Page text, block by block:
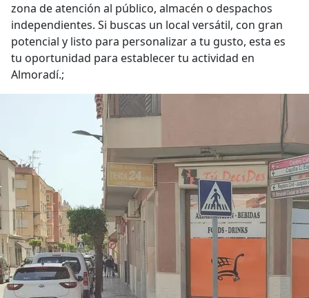
zona de atención al público, almacén o despachos
independientes. Si buscas un local versátil, con gran
potencial y listo para personalizar a tu gusto, esta es
tu oportunidad para establecer tu actividad en
Almoradí.;